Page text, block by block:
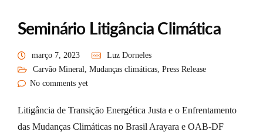
Seminário Litigância Climática
março 7, 2023
Luz Dorneles
Carvão Mineral, Mudanças climáticas, Press Release
No comments yet
Litigância de Transição Energética Justa e o Enfrentamento
das Mudanças Climáticas no Brasil Arayara e OAB-DF